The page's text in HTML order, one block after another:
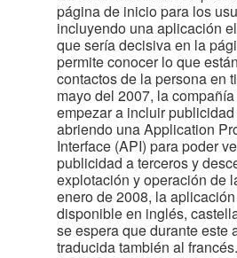
página de inicio para los
incluyendo una aplicación
que sería decisiva en la
permite conocer lo que
contactos de la persona en
mayo del 2007, la
empezar a incluir
abriendo una Application
Interface (API) para poder
publicidad a terceros y
explotación y operación de
enero de 2008, la
disponible en inglés,
se espera que durante este
traducida también al